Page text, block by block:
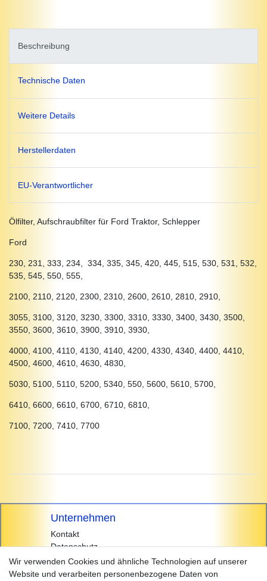
Beschreibung
Technische Daten
Weitere Details
Herstellerdaten
EU-Verantwortlicher
Ölfilter, Aufschraubfilter für Ford Traktor, Schlepper
Ford
230, 231, 333, 234, 334, 335, 345, 420, 445, 515, 530, 531, 532,
535, 545, 550, 555,
2100, 2110, 2120, 2300, 2310, 2600, 2610, 2810, 2910,
3055, 3100, 3120, 3230, 3300, 3310, 3330, 3400, 3430, 3500,
3550, 3600, 3610, 3900, 3910, 3930,
4000, 4100, 4110, 4130, 4140, 4200, 4330, 4340, 4400, 4410,
4500, 4600, 4610, 4630, 4830,
5030, 5100, 5110, 5200, 5340, 550, 5600, 5610, 5700,
6410, 6600, 6610, 6700, 6710, 6810,
7100, 7200, 7410, 7700
Unternehmen
Kontakt
Datenschutz
AGB
Impressum
Wir verwenden Cookies und ähnliche Technologien auf unserer
Website und verarbeiten personenbezogene Daten von